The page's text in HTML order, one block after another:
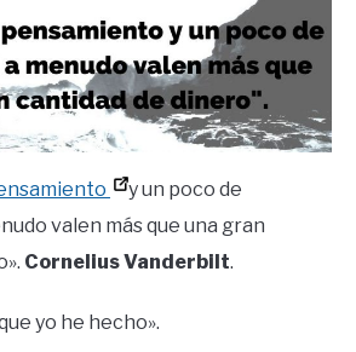
y un poco de
valen más que una gran
Cornelius Vanderbilt.
yo he hecho».